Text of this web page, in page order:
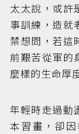
太太說，或許
事訓練，造就
禁想問，若這
前艱苦從軍的
麼樣的生命厚
年輕時走過動
本習畫，卻